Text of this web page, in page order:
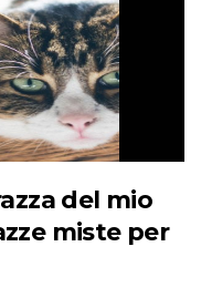
del mio
miste per